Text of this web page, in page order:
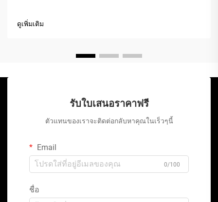
ดูเพิ่มเติม
รับใบเสนอราคาฟรี
ตัวแทนของเราจะติดต่อกลับหาคุณในเร็วๆนี้
Email
0/100
ชื่อ